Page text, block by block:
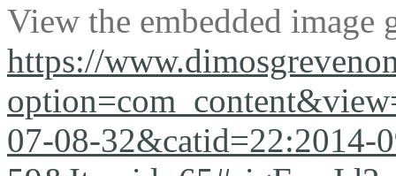
View the embedded image
https://
07-08-32&catid=22:2014-